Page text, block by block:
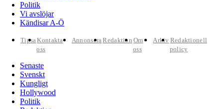
Politik
Vi avslöjar
Kändisar A-Ö
TipsaKontakta
oss
AnnonseraRedaktion Om
oss
Arkiv Redaktionell
policy
Senaste
Svenskt
Kungligt
Hollywood
Politik